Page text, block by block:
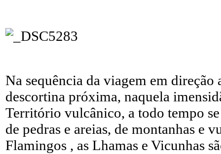
Na sequência da viagem em
descortina próxima, naquela
Território vulcânico, a todo tempo
de pedras e areias, de montanhas e
Flamingos , as Lhamas e Vicunhas